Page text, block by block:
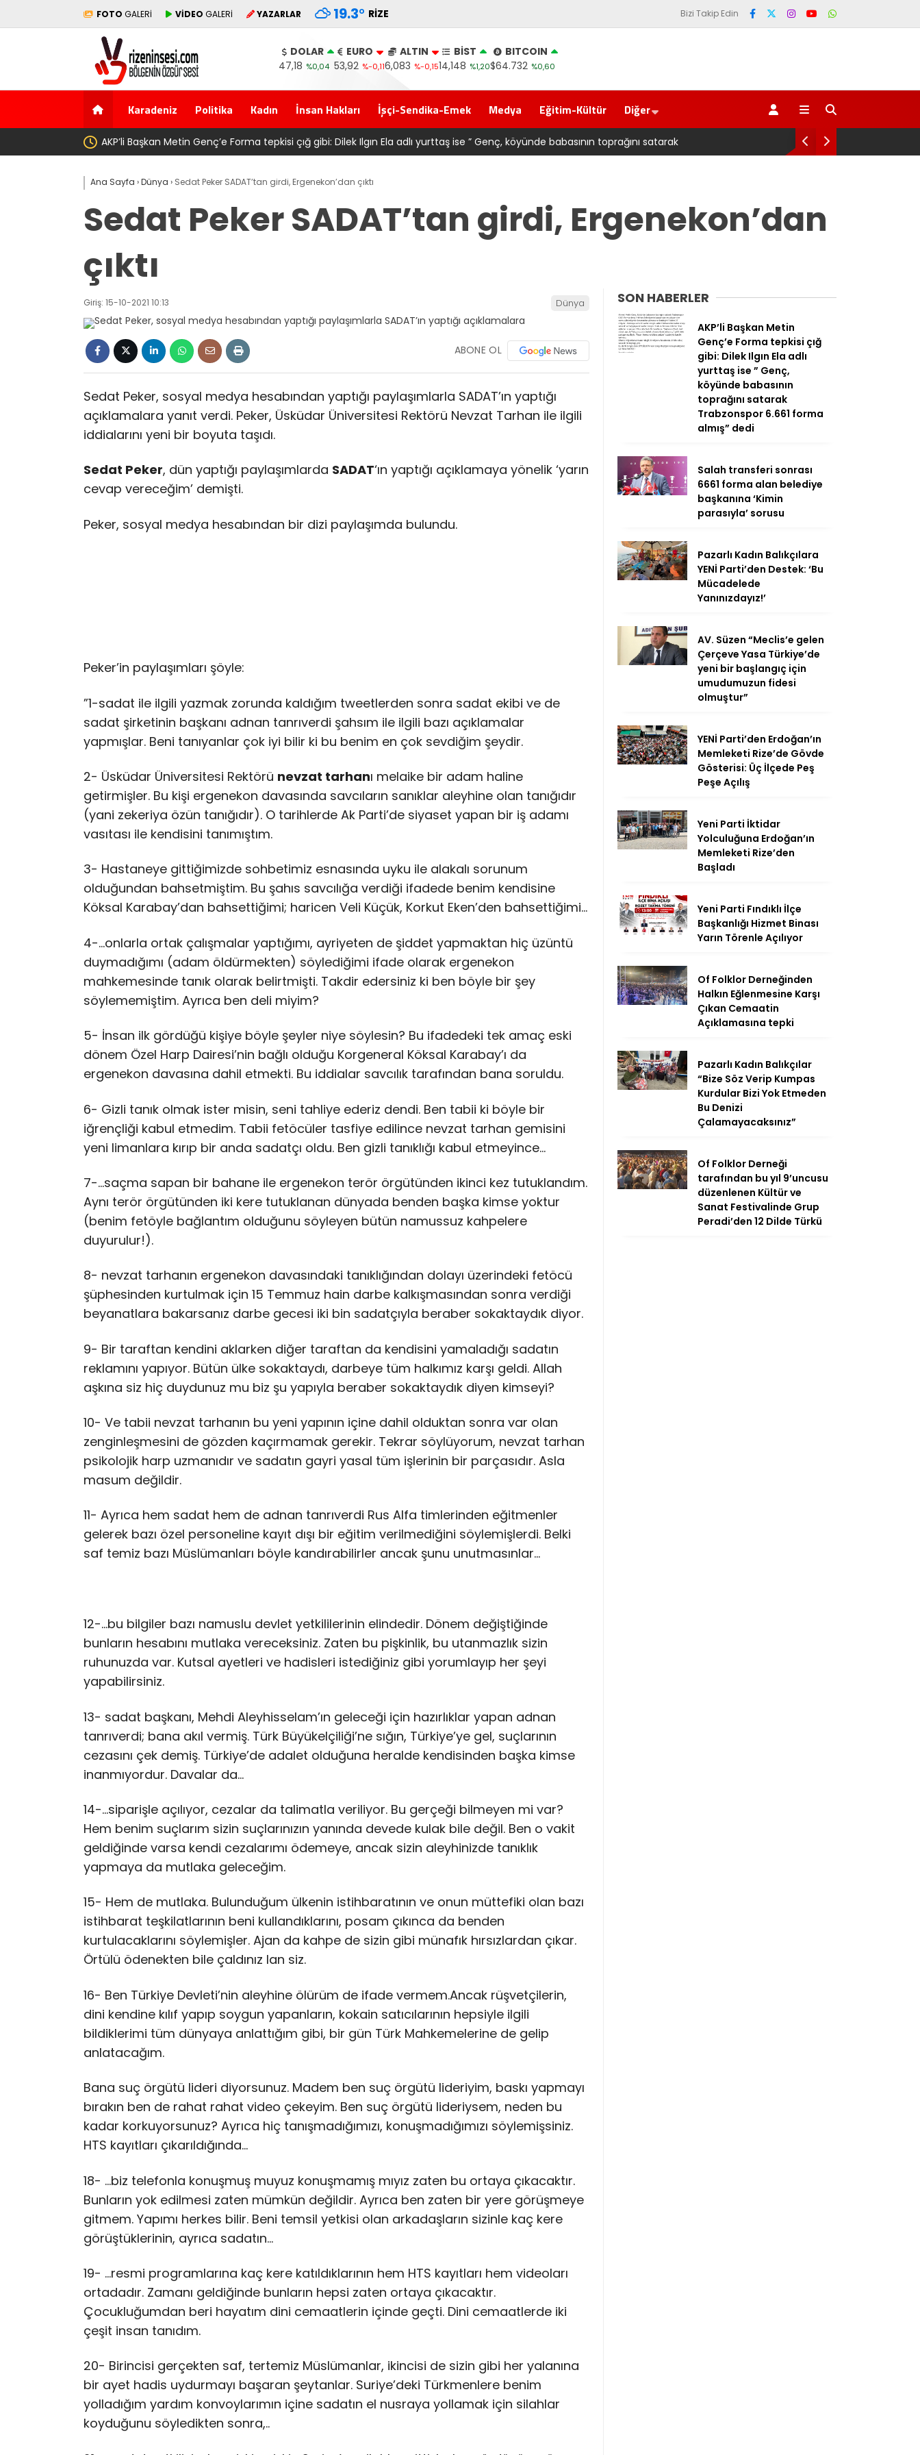
FOTO GALERİ VİDEO GALERİ YAZARLAR 19.3° RIZE Bizi Takip Edin
DOLAR
47,18 %0,04
EURO
53,92 %-0,11
ALTIN
6,083 %-0,15
BİST
14,148 %1,20
BITCOIN
$64.732 %0,60
Karadeniz Politika Kadın İnsan Hakları İşçi-Sendika-Emek Medya Eğitim-Kültür Diğer
” Genç, köyünde babasının toprağını satarak Salah transferi sonrası 6661 forma alan belediye başkanına ‘Kimin parasıyla’ sorusu
Ana Sayfa ›Dünya › Sedat Peker SADAT’tan girdi, Ergenekon’dan çıktı
Sedat Peker SADAT’tan girdi, Ergenekon’dan
çıktı
Giriş: 15-10-2021 10:13 Dünya
ABONE OL
Sedat Peker, sosyal medya hesabından yaptığı paylaşımlarla SADAT’ın yaptığı
açıklamalara yanıt verdi. Peker, Üsküdar Üniversitesi Rektörü Nevzat Tarhan ile ilgili
iddialarını yeni bir boyuta taşıdı.
Sedat Peker, dün yaptığı paylaşımlarda SADAT‘ın yaptığı açıklamaya yönelik ‘yarın
cevap vereceğim’ demişti.
Peker, sosyal medya hesabından bir dizi paylaşımda bulundu.
Peker’in paylaşımları şöyle:
”1-sadat ile ilgili yazmak zorunda kaldığım tweetlerden sonra sadat ekibi ve de
sadat şirketinin başkanı adnan tanrıverdi şahsım ile ilgili bazı açıklamalar
yapmışlar. Beni tanıyanlar çok iyi bilir ki bu benim en çok sevdiğim şeydir.
2- Üsküdar Üniversitesi Rektörü nevzat tarhanı melaike bir adam haline
getirmişler. Bu kişi ergenekon davasında savcıların sanıklar aleyhine olan tanığıdır
(yani zekeriya özün tanığıdır). O tarihlerde Ak Parti’de siyaset yapan bir iş adamı
vasıtası ile kendisini tanımıştım.
3- Hastaneye gittiğimizde sohbetimiz esnasında uyku ile alakalı sorunum
olduğundan bahsetmiştim. Bu şahıs savcılığa verdiği ifadede benim kendisine
Köksal Karabay’dan bahsettiğimi; haricen Veli Küçük, Korkut Eken’den bahsettiğimi…
4-…onlarla ortak çalışmalar yaptığımı, ayriyeten de şiddet yapmaktan hiç üzüntü
duymadığımı (adam öldürmekten) söylediğimi ifade olarak ergenekon
mahkemesinde tanık olarak belirtmişti. Takdir edersiniz ki ben böyle bir şey
söylememiştim. Ayrıca ben deli miyim?
5- İnsan ilk gördüğü kişiye böyle şeyler niye söylesin? Bu ifadedeki tek amaç eski
dönem Özel Harp Dairesi’nin bağlı olduğu Korgeneral Köksal Karabay’ı da
ergenekon davasına dahil etmekti. Bu iddialar savcılık tarafından bana soruldu.
6- Gizli tanık olmak ister misin, seni tahliye ederiz dendi. Ben tabii ki böyle bir
iğrençliği kabul etmedim. Tabii fetöcüler tasfiye edilince nevzat tarhan gemisini
yeni limanlara kırıp bir anda sadatçı oldu. Ben gizli tanıklığı kabul etmeyince…
7-…saçma sapan bir bahane ile ergenekon terör örgütünden ikinci kez tutuklandım.
Aynı terör örgütünden iki kere tutuklanan dünyada benden başka kimse yoktur
(benim fetöyle bağlantım olduğunu söyleyen bütün namussuz kahpelere
duyurulur!).
8- nevzat tarhanın ergenekon davasındaki tanıklığından dolayı üzerindeki fetöcü
şüphesinden kurtulmak için 15 Temmuz hain darbe kalkışmasından sonra verdiği
beyanatlara bakarsanız darbe gecesi iki bin sadatçıyla beraber sokaktaydık diyor.
9- Bir taraftan kendini aklarken diğer taraftan da kendisini yamaladığı sadatın
reklamını yapıyor. Bütün ülke sokaktaydı, darbeye tüm halkımız karşı geldi. Allah
aşkına siz hiç duydunuz mu biz şu yapıyla beraber sokaktaydık diyen kimseyi?
10- Ve tabii nevzat tarhanın bu yeni yapının içine dahil olduktan sonra var olan
zenginleşmesini de gözden kaçırmamak gerekir. Tekrar söylüyorum, nevzat tarhan
psikolojik harp uzmanıdır ve sadatın gayri yasal tüm işlerinin bir parçasıdır. Asla
masum değildir.
11- Ayrıca hem sadat hem de adnan tanrıverdi Rus Alfa timlerinden eğitmenler
gelerek bazı özel personeline kayıt dışı bir eğitim verilmediğini söylemişlerdi. Belki
saf temiz bazı Müslümanları böyle kandırabilirler ancak şunu unutmasınlar…
12-…bu bilgiler bazı namuslu devlet yetkililerinin elindedir. Dönem değiştiğinde
bunların hesabını mutlaka vereceksiniz. Zaten bu pişkinlik, bu utanmazlık sizin
ruhunuzda var. Kutsal ayetleri ve hadisleri istediğiniz gibi yorumlayıp her şeyi
yapabilirsiniz.
13- sadat başkanı, Mehdi Aleyhisselam’ın geleceği için hazırlıklar yapan adnan
tanrıverdi; bana akıl vermiş. Türk Büyükelçiliği’ne sığın, Türkiye’ye gel, suçlarının
cezasını çek demiş. Türkiye’de adalet olduğuna heralde kendisinden başka kimse
inanmıyordur. Davalar da…
14-…siparişle açılıyor, cezalar da talimatla veriliyor. Bu gerçeği bilmeyen mi var?
Hem benim suçlarım sizin suçlarınızın yanında devede kulak bile değil. Ben o vakit
geldiğinde varsa kendi cezalarımı ödemeye, ancak sizin aleyhinizde tanıklık
yapmaya da mutlaka geleceğim.
15- Hem de mutlaka. Bulunduğum ülkenin istihbaratının ve onun müttefiki olan bazı
istihbarat teşkilatlarının beni kullandıklarını, posam çıkınca da benden
kurtulacaklarını söylemişler. Ajan da kahpe de sizin gibi münafık hırsızlardan çıkar.
Örtülü ödenekten bile çaldınız lan siz.
16- Ben Türkiye Devleti’nin aleyhine ölürüm de ifade vermem.Ancak rüşvetçilerin,
dini kendine kılıf yapıp soygun yapanların, kokain satıcılarının hepsiyle ilgili
bildiklerimi tüm dünyaya anlattığım gibi, bir gün Türk Mahkemelerine de gelip
anlatacağım.
Bana suç örgütü lideri diyorsunuz. Madem ben suç örgütü lideriyim, baskı yapmayı
bırakın ben de rahat rahat video çekeyim. Ben suç örgütü lideriysem, neden bu
kadar korkuyorsunuz? Ayrıca hiç tanışmadığımızı, konuşmadığımızı söylemişsiniz.
HTS kayıtları çıkarıldığında…
18- …biz telefonla konuşmuş muyuz konuşmamış mıyız zaten bu ortaya çıkacaktır.
Bunların yok edilmesi zaten mümkün değildir. Ayrıca ben zaten bir yere görüşmeye
gitmem. Yapımı herkes bilir. Beni temsil yetkisi olan arkadaşların sizinle kaç kere
görüştüklerinin, ayrıca sadatın…
19- …resmi programlarına kaç kere katıldıklarının hem HTS kayıtları hem videoları
ortadadır. Zamanı geldiğinde bunların hepsi zaten ortaya çıkacaktır.
Çocukluğumdan beri hayatım dini cemaatlerin içinde geçti. Dini cemaatlerde iki
çeşit insan tanıdım.
20- Birincisi gerçekten saf, tertemiz Müslümanlar, ikincisi de sizin gibi her yalanına
bir ayet hadis uydurmayı başaran şeytanlar. Suriye’deki Türkmenlere benim
yolladığım yardım konvoylarımın içine sadatın el nusraya yollamak için silahlar
koyduğunu söyledikten sonra,..
SON HABERLER
AKP’li Başkan Metin
Genç’e Forma tepkisi çığ
gibi: Dilek Ilgın Ela adlı
yurttaş ise ” Genç,
köyünde babasının
toprağını satarak
Trabzonspor 6.661 forma
almış” dedi
Salah transferi sonrası
6661 forma alan belediye
başkanına ‘Kimin
parasıyla’ sorusu
Pazarlı Kadın Balıkçılara
YENİ Parti’den Destek: ‘Bu
Mücadelede
Yanınızdayız!’
AV. Süzen “Meclis’e gelen
Çerçeve Yasa Türkiye’de
yeni bir başlangıç için
umudumuzun fidesi
olmuştur”
YENİ Parti’den Erdoğan’ın
Memleketi Rize’de Gövde
Gösterisi: Üç İlçede Peş
Peşe Açılış
Yeni Parti İktidar
Yolculuğuna Erdoğan’ın
Memleketi Rize’den
Başladı
Yeni Parti Fındıklı İlçe
Başkanlığı Hizmet Binası
Yarın Törenle Açılıyor
Of Folklor Derneğinden
Halkın Eğlenmesine Karşı
Çıkan Cemaatin
Açıklamasına tepki
Pazarlı Kadın Balıkçılar
“Bize Söz Verip Kumpas
Kurdular Bizi Yok Etmeden
Bu Denizi
Çalamayacaksınız”
Of Folklor Derneği
tarafından bu yıl 9’uncusu
düzenlenen Kültür ve
Sanat Festivalinde Grup
Peradi’den 12 Dilde Türkü